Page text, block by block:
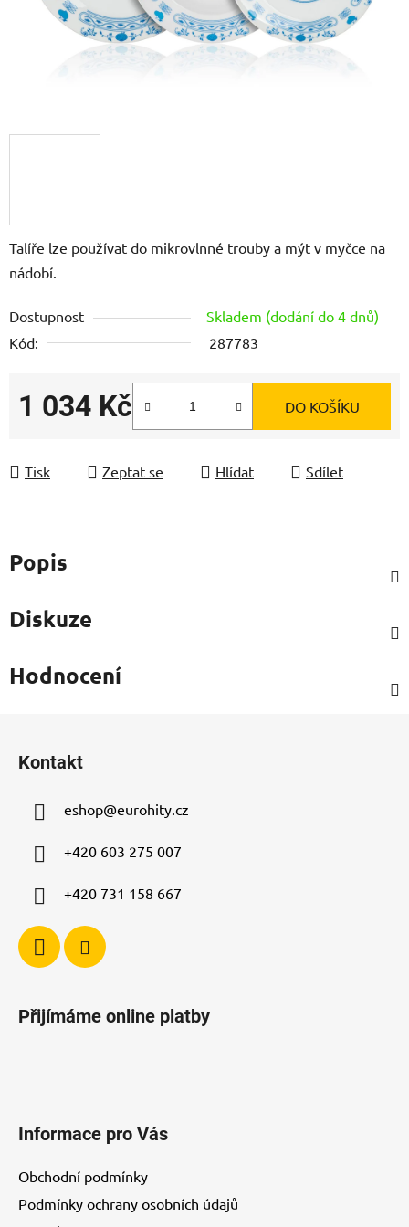
Talíře lze používat do mikrovlnné trouby a mýt v myčce na
nádobí.
Dostupnost
Skladem (dodání do 4 dnů)
Kód:
287783
1 034 Kč DO KOŠÍKU
Tisk Zeptat se Hlídat Sdílet
Popis
Diskuze
Hodnocení
Kontakt
eshop@eurohity.cz
+420 603 275 007
+420 731 158 667
Přijímáme online platby
Informace pro Vás
Obchodní podmínky
Podmínky ochrany osobních údajů